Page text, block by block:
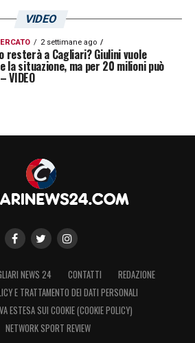
VIDEO
2 settimane ago
resterà a Cagliari? Giulini vuole
la situazione, ma per 20 milioni può
VIDEO
NEWS 24 CONTATTI
REDAZIONE
E TRATTAMENTO DEI DATI PERSONALI
ESTESA SUI COOKIE (COOKIE POLICY)
NETWORK SPORT REVIEW